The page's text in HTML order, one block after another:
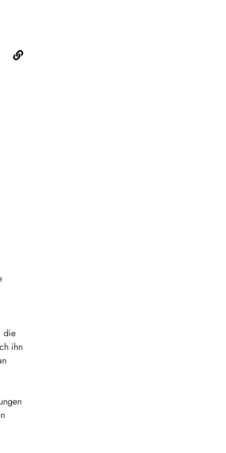
die
ihn